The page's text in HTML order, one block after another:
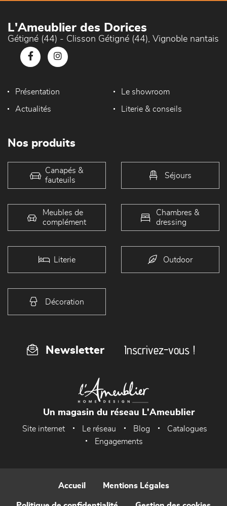
L'Ameublier des Dorices
Gétigné (44) - Clisson Gétigné (44), Vignoble nantais
Présentation Le showroom
Actualités Literie & conseils
Nos produits
Canapés &
fauteuils
Séjours
Meubles de
complément
Chambres &
dressing
Literie Outdoor
Décoration
Newsletter Inscrivez-vous !
Un magasin du réseau L'Ameublier
Site internet Le réseau Blog
Catalogues
Engagements
Accueil Mentions Légales